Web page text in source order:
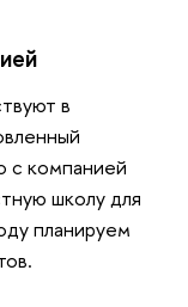
в
с компанией
школу для
планируем